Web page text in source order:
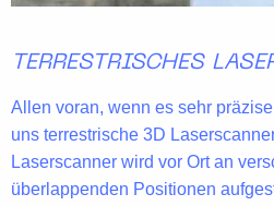
TERRESTRISCHES
Allen voran, wenn es sehr
uns terrestrische 3D
Laserscanner wird vor Ort an
überlappenden Positionen